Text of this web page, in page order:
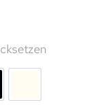
RAL 7016